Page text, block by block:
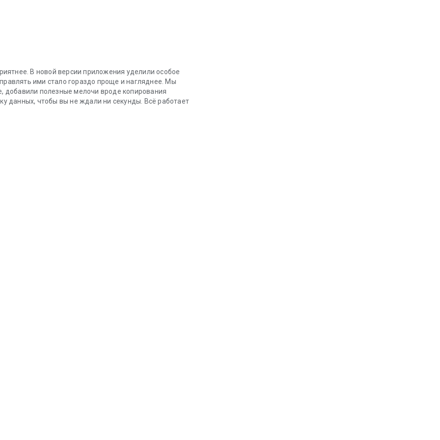
В новой версии приложения уделили особое
ими стало гораздо проще и нагляднее. Мы
добавили полезные мелочи вроде копирования
данных, чтобы вы не ждали ни секунды. Всё работает